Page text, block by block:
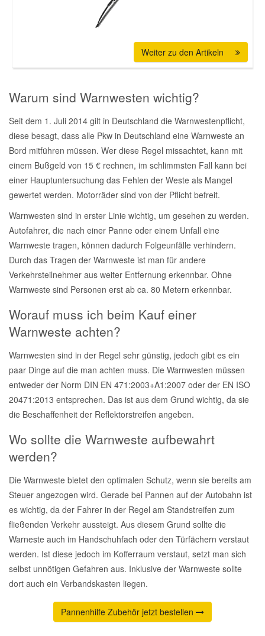
Weiter zu den Artikeln
Warum sind Warnwesten wichtig?
Seit dem 1. Juli 2014 gilt in Deutschland die Warnwestenpflicht,
diese besagt, dass alle Pkw in Deutschland eine Warnweste an
Bord mitführen müssen. Wer diese Regel missachtet, kann mit
einem Bußgeld von 15 € rechnen, im schlimmsten Fall kann bei
einer Hauptuntersuchung das Fehlen der Weste als Mangel
gewertet werden. Motorräder sind von der Pflicht befreit.
Warnwesten sind in erster Linie wichtig, um gesehen zu werden.
Autofahrer, die nach einer Panne oder einem Unfall eine
Warnweste tragen, können dadurch Folgeunfälle verhindern.
Durch das Tragen der Warnweste ist man für andere
Verkehrsteilnehmer aus weiter Entfernung erkennbar. Ohne
Warnweste sind Personen erst ab ca. 80 Metern erkennbar.
Worauf muss ich beim Kauf einer
Warnweste achten?
Warnwesten sind in der Regel sehr günstig, jedoch gibt es ein
paar Dinge auf die man achten muss. Die Warnwesten müssen
entweder der Norm DIN EN 471:2003+A1:2007 oder der EN ISO
20471:2013 entsprechen. Das ist aus dem Grund wichtig, da sie
die Beschaffenheit der Reflektorstreifen angeben.
Wo sollte die Warnweste aufbewahrt
werden?
Die Warnweste bietet den optimalen Schutz, wenn sie bereits am
Steuer angezogen wird. Gerade bei Pannen auf der Autobahn ist
es wichtig, da der Fahrer in der Regel am Standstreifen zum
fließenden Verkehr aussteigt. Aus diesem Grund sollte die
Warneste auch im Handschuhfach oder den Türfächern verstaut
werden. Ist diese jedoch im Kofferraum verstaut, setzt man sich
selbst unnötigen Gefahren aus. Inklusive der Warnweste sollte
dort auch ein Verbandskasten liegen.
Pannenhilfe Zubehör jetzt bestellen
Smart Ersatzteile
Toyota Ersatzteile
Vauxhall Ersatzteile
Volvo Ersatzteile